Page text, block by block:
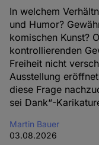
In welchem
und Humor?
komischen Kunst?
kontrollierenden
Freiheit nicht
Ausstellung
diese Frage
sei Dank“-
Martin Bauer
03.08.2026